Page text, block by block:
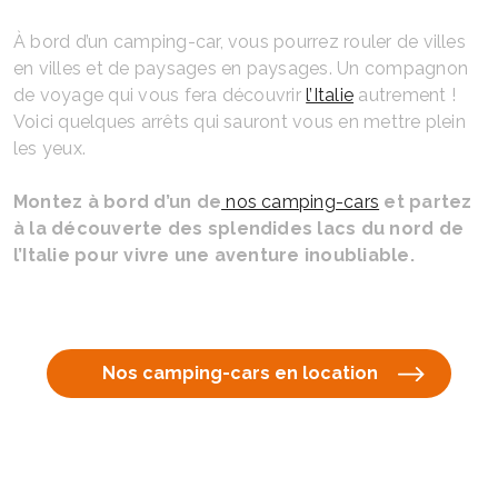
À bord d’un camping-car, vous pourrez rouler de villes
en villes et de paysages en paysages. Un compagnon
de voyage qui vous fera découvrirl’Italie autrement !
Voici quelques arrêts qui sauront vous en mettre plein
les yeux.
Montez à bord d’un de nos camping-cars et partez
à la découverte des splendides lacs du nord de
l’Italie pour vivre une aventure inoubliable.
Nos camping-cars en location